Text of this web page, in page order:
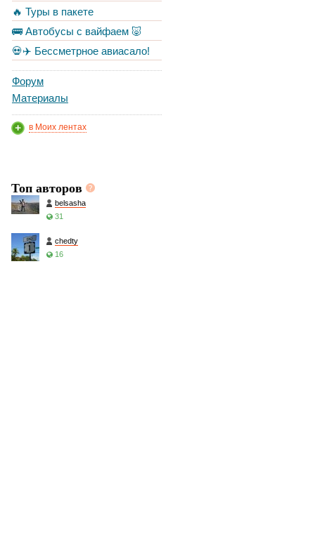
🔥 Туры в пакете
🚌 Автобусы с вайфаем 🐷
💀✈️ Бессметрное авиасало!
Форум
Материалы
в Моих лентах
Топ авторов
belsasha
31
chedty
16